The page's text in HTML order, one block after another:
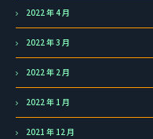
2022 年 4 月
2022 年 3 月
2022 年 2 月
2022 年 1 月
2021 年 12 月